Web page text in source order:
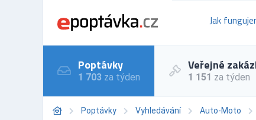
Jak
Poptávky
1 703 za týden
Veřejné
1 151 za týden
Poptávky Vyhledávání Auto-Moto